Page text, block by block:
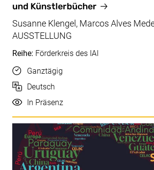
und Künstlerbücher
Susanne Klengel, Marcos Alves
AUSSTELLUNG
Reihe: Förderkreis des IAI
Uhrzeit
Ganztägig
Sprache
Deutsch
Durchführung
In Präsenz